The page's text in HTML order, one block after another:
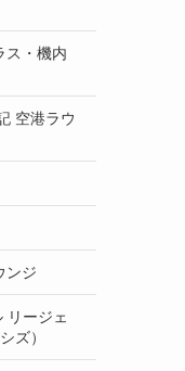
ス・機内
空港ラウ
ンジ
リージェ
ズ）